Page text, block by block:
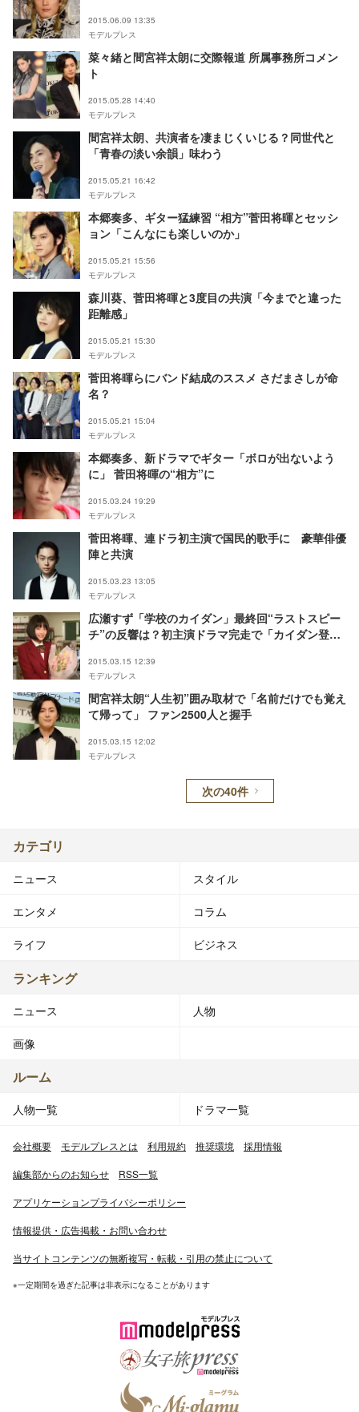
2015.06.09 13:35
モデルプレス
菜々緒と間宮祥太朗に交際報道 所属事務所コメン
ト
2015.05.28 14:40
モデルプレス
間宮祥太朗、共演者を凄まじくいじる？同世代と
「青春の淡い余韻」味わう
2015.05.21 16:42
モデルプレス
本郷奏多、ギター猛練習 “相方”菅田将暉とセッシ
ョン「こんなにも楽しいのか」
2015.05.21 15:56
モデルプレス
森川葵、菅田将暉と3度目の共演「今までと違った
距離感」
2015.05.21 15:30
モデルプレス
菅田将暉らにバンド結成のススメ さだまさしが命
名？
2015.05.21 15:04
モデルプレス
本郷奏多、新ドラマでギター「ボロが出ないよう
に」 菅田将暉の“相方”に
2015.03.24 19:29
モデルプレス
菅田将暉、連ドラ初主演で国民的歌手に 豪華俳優
陣と共演
2015.03.23 13:05
モデルプレス
広瀬すず「学校のカイダン」最終回“ラストスピー
チ”の反響は？初主演ドラマ完走で「カイダン登り
2015.03.15 12:39
モデルプレス
間宮祥太朗“人生初”囲み取材で「名前だけでも覚え
て帰って」 ファン2500人と握手
2015.03.15 12:02
モデルプレス
次の40件
カテゴリ
ニュース スタイル
エンタメ コラム
ライフ ビジネス
ランキング
ニュース 人物
画像
ルーム
人物一覧 ドラマ一覧
会社概要 モデルプレスとは 利用規約 推奨環境 採用情報
編集部からのお知らせ RSS一覧
アプリケーションプライバシーポリシー
情報提供・広告掲載・お問い合わせ
当サイトコンテンツの無断複写・転載・引用の禁止について
※一定期間を過ぎた記事は非表示になることがあります